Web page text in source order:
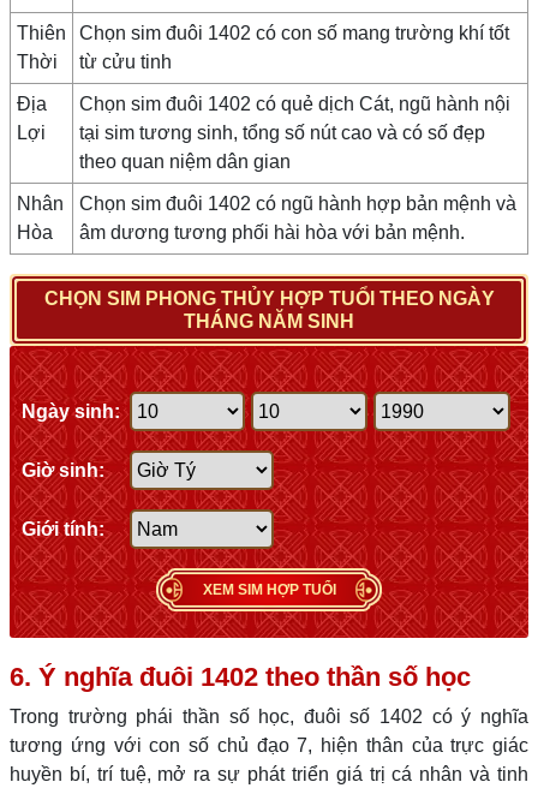
Thiên
Thời
Chọn sim đuôi 1402 có con số mang trường khí tốt
từ cửu tinh
Địa
Lợi
Chọn sim đuôi 1402 có quẻ dịch Cát, ngũ hành nội
tại sim tương sinh, tổng số nút cao và có số đẹp
theo quan niệm dân gian
Nhân
Hòa
Chọn sim đuôi 1402 có ngũ hành hợp bản mệnh và
âm dương tương phối hài hòa với bản mệnh.
CHỌN SIM PHONG THỦY HỢP TUỔI THEO NGÀY
THÁNG NĂM SINH
Ngày sinh:
Giờ sinh:
Giới tính:
XEM SIM HỢP TUỔI
6. Ý nghĩa đuôi 1402 theo thần số học
Trong trường phái thần số học, đuôi số 1402 có ý nghĩa
tương ứng với con số chủ đạo 7, hiện thân của trực giác
huyền bí, trí tuệ, mở ra sự phát triển giá trị cá nhân và tinh